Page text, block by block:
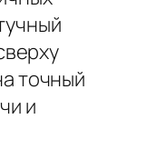
точный
и